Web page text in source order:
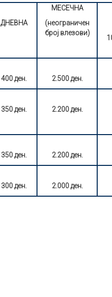
ДНЕВНА
МЕСЕЧНА
(неограничен
број влезови)
400ден. 2.500 ден.
350 ден. 2.200ден.
350 ден. 2.200ден.
300ден. 2.000 ден.